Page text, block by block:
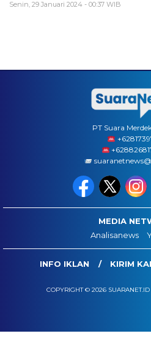
Senin, 29 Januari 2024 - 00:37 WIB
PT Suara
MEDIA
Analisanews
INFO IKLAN KIRIM
COPYRIGHT © 2026